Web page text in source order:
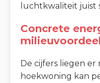
luchtkwaliteit juist
Concrete
De cijfers liegen
hoekwoning kan